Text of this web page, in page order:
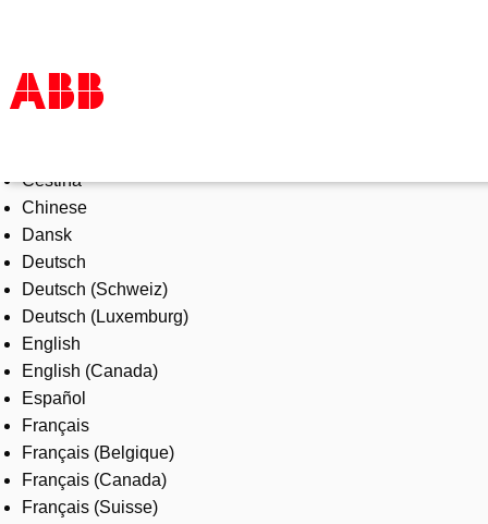
Products & Solutions
Industries
Services
About us
Where to buy
Contact us
Careers
Čeština
Chinese
Dansk
Deutsch
Deutsch (Schweiz)
Deutsch (Luxemburg)
English
English (Canada)
Español
Français
Français (Belgique)
Français (Canada)
Français (Suisse)